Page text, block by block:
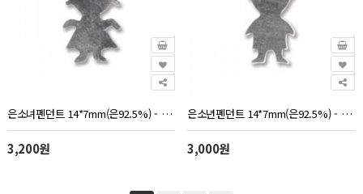
은소녀펜던트 14*7mm(은92.5%) - 1개
3,200원
은소년펜던트 14*7mm(은92.5%) - 1개
3,000원